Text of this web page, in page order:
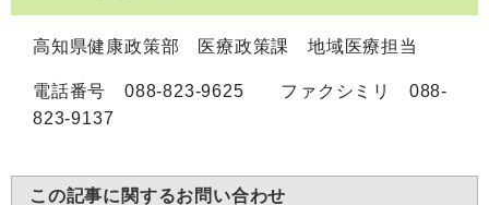
高知県健康政策部 医療政策課 地域医療担当
電話番号 088-823-9625 ファクシミリ 088-
823-9137
この記事に関するお問い合わせ